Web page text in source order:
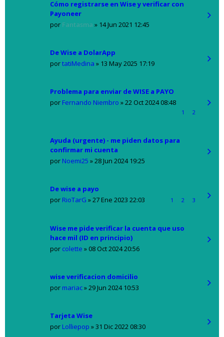
Cómo registrarse en Wise y verificar con
Payoneer
por Fantasma » 14 Jun 2021 12:45
De Wise a DolarApp
portatiMedina » 13 May 2025 17:19
Problema para enviar de WISE a PAYO
por Fernando Niembro »22 Oct 2024 08:48
1 2
Ayuda (urgente) - me piden datos para
confirmar mi cuenta
por Noemi25 »28 Jun 2024 19:25
De wise a payo
por RioTarG »27 Ene 2023 22:03 1 2 3
Wise me pide verificar la cuenta que uso
hace mil (ID en principio)
por colette » 08 Oct 2024 20:56
wise verificacion domicilio
por mariac»29 Jun 2024 10:53
Tarjeta Wise
por Lolliepop »31 Dic 2022 08:30